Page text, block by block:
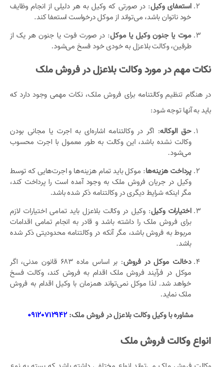
استعفای وکیل: در صورتی که وکیل به هر دلیلی از انجام وظایف
خود ناتوان باشد، می‌تواند از موکل درخواست استعفا کند.
موت یا جنون وکیل یا موکل: در صورت فوت یا جنون هر یک از
طرفین، وکالت بلاعزل به خودی خود فسخ می‌شود.
نکات مهم در مورد وکالت بلاعزل در فروش ملک
در هنگام تنظیم وکالتنامه برای فروش ملک، نکات مهمی وجود دارد که
باید به آنها توجه شود:
حق الوکاله: اگر در وکالتنامه اشاره‌ای به اجرت یا مجانی بودن
وکالت نشده باشد، این وکالت به طور معمول با اجرت محسوب
می‌شود.
پرداخت هزینه‌ها: موکل باید تمام هزینه‌ها و اجرت‌هایی که توسط
وکیل در جریان فروش ملک به وجود آمده است را پرداخت کند،
مگر اینکه شرایط دیگری در وکالتنامه ذکر شده باشد.
اختیارات وکیل: وکیل در وکالت بلاعزل باید تمامی اختیارات لازم
برای فروش ملک را داشته باشد و قادر به انجام تمامی اقدامات
مربوط به فروش باشد، مگر آنکه در وکالتنامه محدودیتی ذکر شده
باشد.
دخالت موکل در فروش
: بر اساس ماده 683 قانون مدنی، اگر
موکل در فرآیند فروش ملک اقدام به فروش کند، وکالت فسخ
خواهد شد. لذا موکل نمی‌تواند همزمان با وکیل اقدام به فروش
ملک نماید.
مشاوره با وکیل وکالت بلاعزل در فروش ملک:09120712942
انواع وکالت فروش ملک